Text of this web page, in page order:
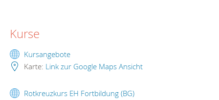
Kurse
Kursangebote
Karte: Link zur Google Maps Ansicht
Rotkreuzkurs EH Fortbildung (BG)